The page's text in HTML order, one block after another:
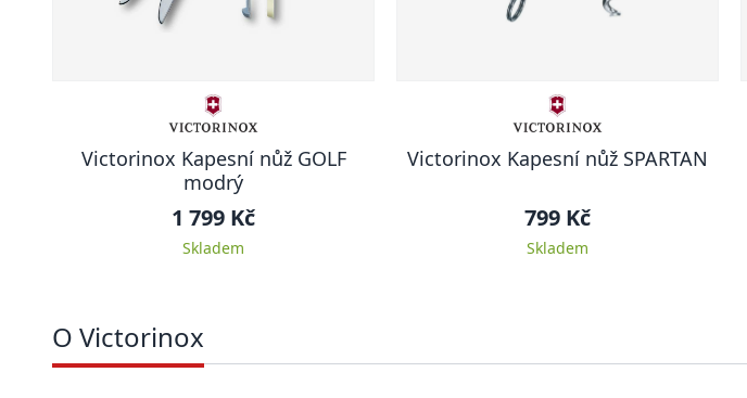
Victorinox Kapesní nůž GOLF
modrý
1 799 Kč
Skladem
Victorinox Kapesní nůž SPARTAN
799 Kč
Skladem
O Victorinox